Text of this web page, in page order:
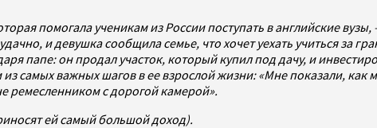
помогала ученикам из России поступать в английские
и девушка сообщила семье, что хочет уехать учиться за
папе: он продал участок, который купил под дачу, и
важных шагов в ее взрослой жизни: «Мне показали, как
ремесленником с дорогой камерой».
ей самый большой доход).